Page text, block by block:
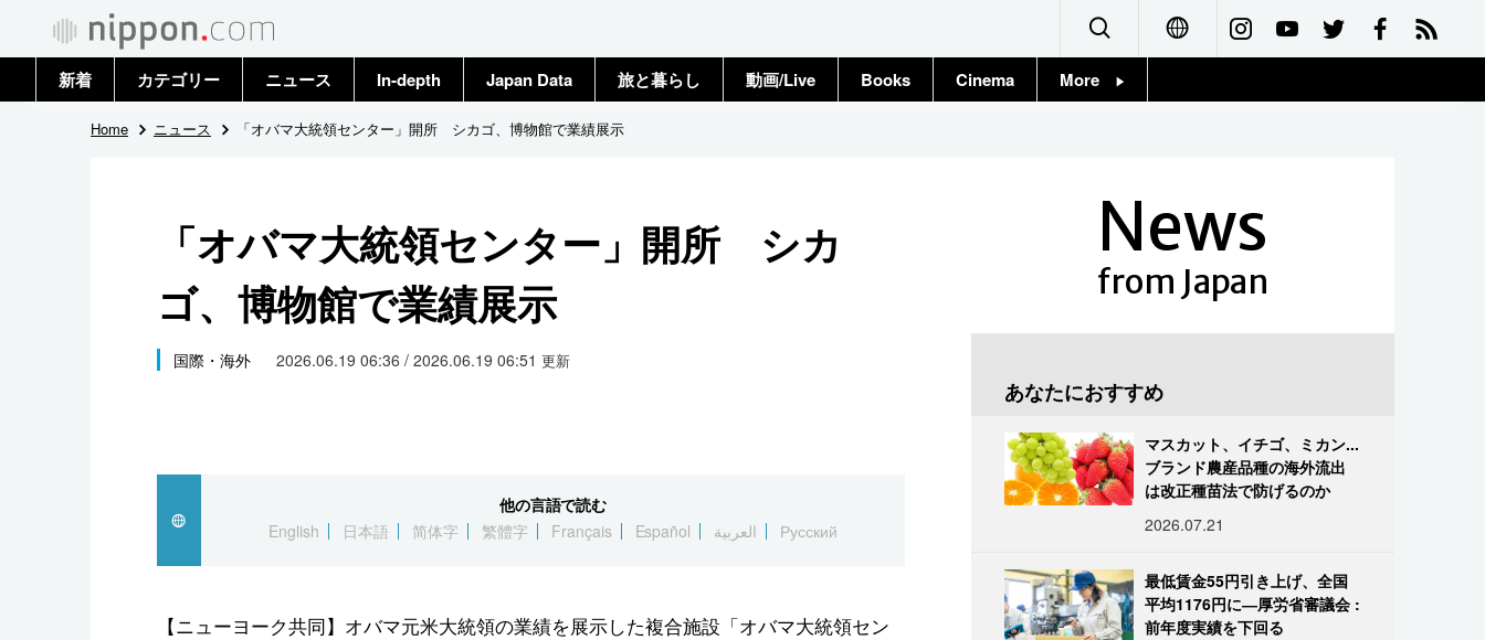
Français
新着 カテゴリー
政治・外交
社会
文化
スポーツ・東京2020
ニュース
トップ
In-depth Japan Data 旅と暮らし 動画/Live Books Cinema More
Home ニュース 「オバマ大統領センター」開所 シカゴ、博物館で業績展示
「オバマ大統領センター」開所 シカ
ゴ、博物館で業績展示
国際・海外 2026.06.19 06:36 / 2026.06.19 06:51 更新
他の言語で読む
English
日本語 简体字 繁體字 Français Español العربية Русский
【ニューヨーク共同】オバマ元米大統領の業績を展示した複合施設「オバマ大統領セン
News
from Japan
あなたにおすすめ
マスカット、イチゴ、ミカン...
ブランド農産品種の海外流出
は改正種苗法で防げるのか
2026.07.21
最低賃金55円引き上げ、全国
平均1176円に―厚労省審議会 :
前年度実績を下回る